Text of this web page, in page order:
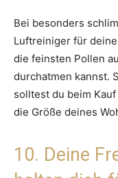
Bei besonders
Luftreiniger für
die feinsten Pollen
durchatmen kannst.
solltest du beim
die Größe deines
10. Deine